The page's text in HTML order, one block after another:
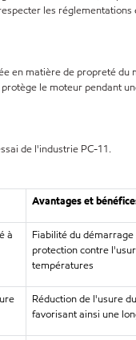
les réglementations
en matière de propreté du
le moteur pendant
de l'industrie PC-11.
Avantages et
à
Fiabilité du
protection contre
températures
Réduction de l'usure
favorisant ainsi une